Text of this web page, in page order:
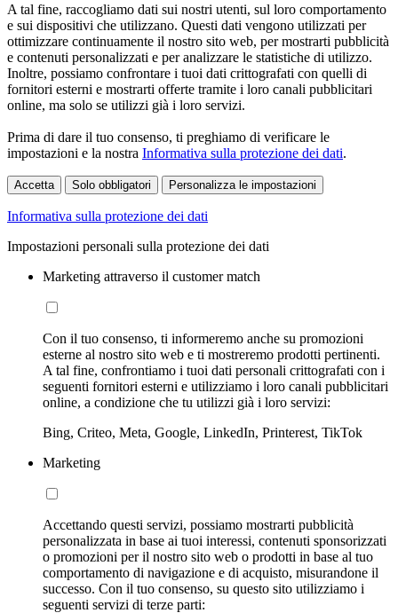
A tal fine, raccogliamo dati sui nostri utenti, sul loro comportamento
e sui dispositivi che utilizzano. Questi dati vengono utilizzati per
ottimizzare continuamente il nostro sito web, per mostrarti pubblicità
e contenuti personalizzati e per analizzare le statistiche di utilizzo.
Inoltre, possiamo confrontare i tuoi dati crittografati con quelli di
fornitori esterni e mostrarti offerte tramite i loro canali pubblicitari
online, ma solo se utilizzi già i loro servizi.
Prima di dare il tuo consenso, ti preghiamo di verificare le
impostazioni e la nostra Informativa sulla protezione dei dati.
Accetta Solo obbligatori Personalizza le impostazioni
Informativa sulla protezione dei dati
Impostazioni personali sulla protezione dei dati
Marketing attraverso il customer match
Con il tuo consenso, ti informeremo anche su promozioni
esterne al nostro sito web e ti mostreremo prodotti pertinenti.
A tal fine, confrontiamo i tuoi dati personali crittografati con i
seguenti fornitori esterni e utilizziamo i loro canali pubblicitari
online, a condizione che tu utilizzi già i loro servizi:
Bing, Criteo, Meta, Google, LinkedIn, Printerest, TikTok
Marketing
Accettando questi servizi, possiamo mostrarti pubblicità
personalizzata in base ai tuoi interessi, contenuti sponsorizzati
o promozioni per il nostro sito web o prodotti in base al tuo
comportamento di navigazione e di acquisto, misurandone il
successo. Con il tuo consenso, su questo sito utilizziamo i
seguenti servizi di terze parti: